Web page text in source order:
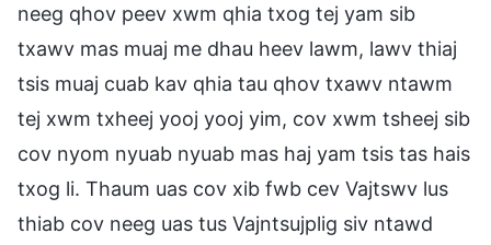
neeg qhov peev xwm qhia txog tej yam sib
txawv mas muaj me dhau heev lawm, lawv thiaj
tsis muaj cuab kav qhia tau qhov txawv ntawm
tej xwm txheej yooj yooj yim, cov xwm tsheej sib
cov nyom nyuab nyuab mas haj yam tsis tas hais
txog li. Thaum uas cov xib fwb cev Vajtswv lus
thiab cov neeg uas tus Vajntsujplig siv ntawd